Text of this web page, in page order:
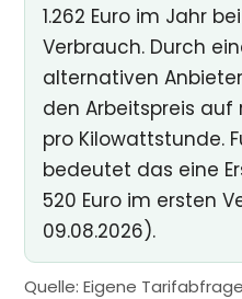
1.262 Euro im Jahr
Verbrauch. Durch
alternativen
den Arbeitspreis auf
pro Kilowattstunde.
bedeutet das eine
520 Euro im ersten
09.08.2026).
Quelle: Eigene